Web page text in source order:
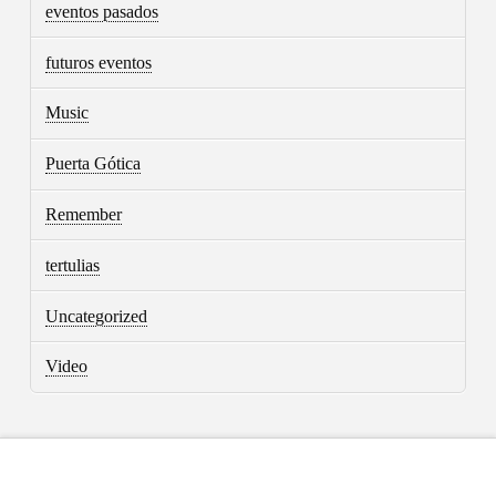
eventos pasados
futuros eventos
Music
Puerta Gótica
Remember
tertulias
Uncategorized
Video